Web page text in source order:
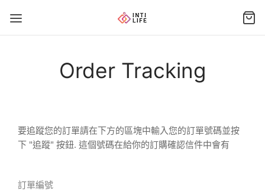
Order Tracking
要追蹤您的訂單請在下方的區塊中輸入您的訂單號碼並按
下 "追蹤" 按鈕. 這個號碼在給你的訂購確認信件中會有
訂單編號